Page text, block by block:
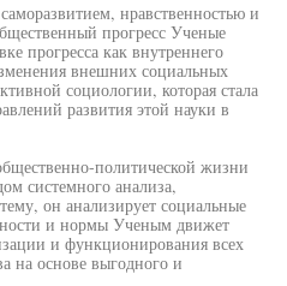
нравственностью и
прогресс Ученые
прогресса как внутреннего
внешних социальных
социологии, которая стала
развития этой науки в
политической жизни
системного анализа,
он анализирует социальные
и нормы Ученым движет
и функционирования всех
на основе выгодного и